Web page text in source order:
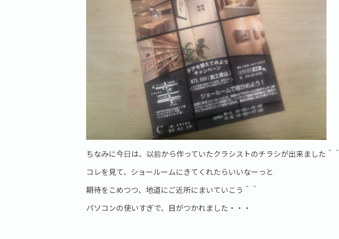
ちなみに今日は、以前から作っていたクラシストのチラシが出来ました＾＾
コレを見て、ショールームにきてくれたらいいなーっと
期待をこめつつ、地道にご近所にまいていこう＾＾
パソコンの使いすぎで、目がつかれました・・・